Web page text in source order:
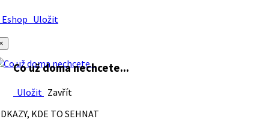
Uložit
Co už doma nechcete...
Uložit Zavřít
KDE TO SEHNAT